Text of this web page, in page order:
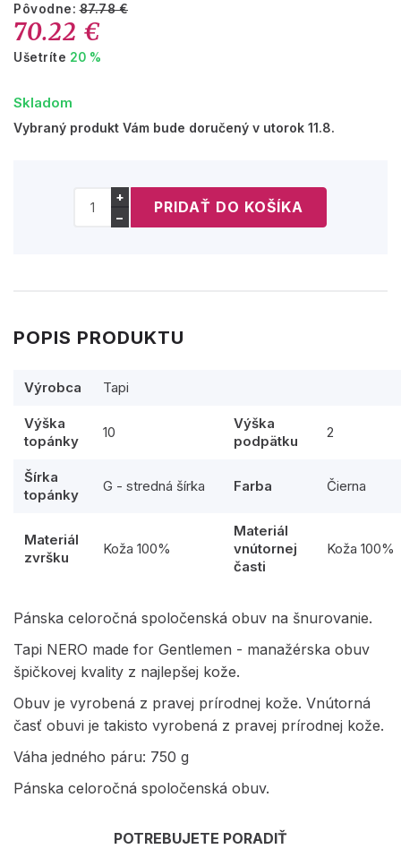
Pôvodne:87.78 €
70.22 €
Ušetríte 20 %
Skladom
Vybraný produkt Vám bude doručený v utorok 11.8.
+
−
POPIS PRODUKTU
Výrobca Tapi
Výška
topánky
10
Výška
podpätku
2
Šírka
topánky
G - stredná šírka Farba Čierna
Materiál
zvršku
Koža 100%
Materiál
vnútornej
časti
Koža 100%
Pánska celoročná spoločenská obuv na šnurovanie.
Tapi NERO made for Gentlemen - manažérska obuv
špičkovej kvality z najlepšej kože.
Obuv je vyrobená z pravej prírodnej kože. Vnútorná
časť obuvi je takisto vyrobená z pravej prírodnej kože.
Váha jedného páru: 750 g
Pánska celoročná spoločenská obuv.
POTREBUJETE PORADIŤ